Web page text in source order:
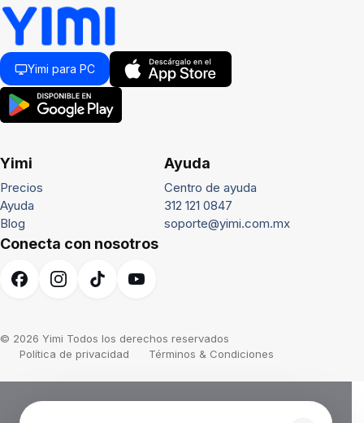
Yimi para PC
Yimi
Precios
Ayuda
Blog
Ayuda
Centro de ayuda
312 121 0847
soporte@yimi.com.mx
Conecta con nosotros
© 2026 Yimi Todos los derechos reservados
Política de privacidad
Términos & Condiciones